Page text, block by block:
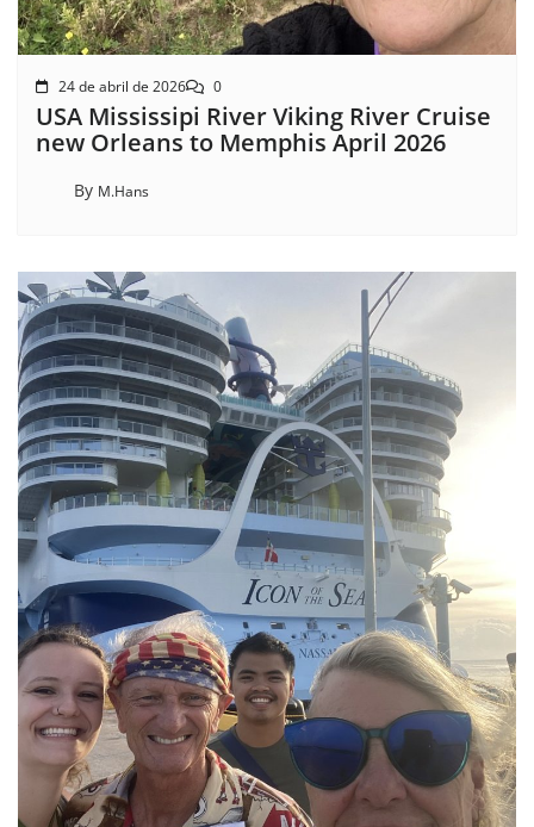
24 de abril de 2026 0
USA Mississipi River Viking River Cruise
new Orleans to Memphis April 2026
By M.Hans